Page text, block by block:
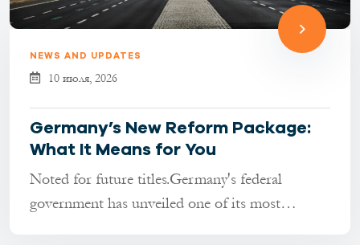
NEWS AND UPDATES
10 июля, 2026
Germany’s New Reform Package:
What It Means for You
Noted for future titles.Germany's federal
government has unveiled one of its most